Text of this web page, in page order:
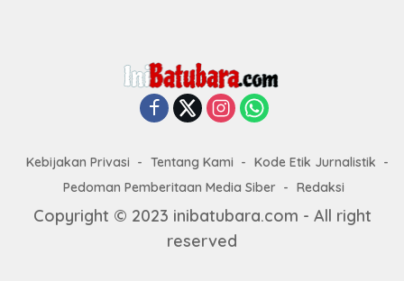
Kebijakan Privasi Tentang Kami
Kode Etik Jurnalistik
Pedoman Pemberitaan Media Siber
Redaksi
Copyright © 2023 inibatubara.com - All right
reserved